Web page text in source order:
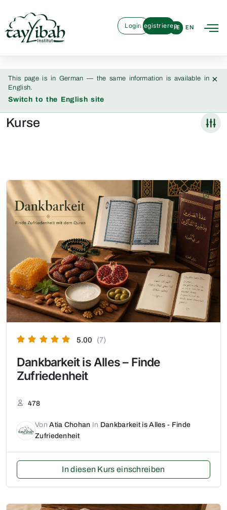
DE EN
LoginRegistrieren
This page is in German — the same information is available in
English.
Switch to the English site
×
Kurse
5.00 (7)
Dankbarkeit is Alles – Finde
Zufriedenheit
478
VonAtia Chohan In Dankbarkeit is Alles - Finde
Zufriedenheit
In diesen Kurs einschreiben